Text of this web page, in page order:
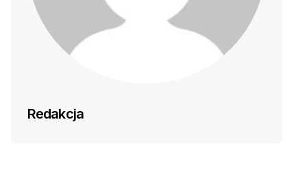
Redakcja